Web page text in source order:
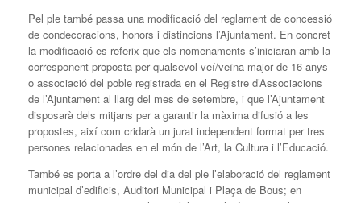
Pel ple també passa una modificació del reglament de concessió
de condecoracions, honors i distincions l’Ajuntament. En concret
la modificació es referix que els nomenaments s’iniciaran amb la
corresponent proposta per qualsevol veí/veïna major de 16 anys
o associació del poble registrada en el Registre d’Associacions
de l’Ajuntament al llarg del mes de setembre, i que l’Ajuntament
disposarà dels mitjans per a garantir la màxima difusió a les
propostes, així com cridarà un jurat independent format per tres
persones relacionades en el món de l’Art, la Cultura i l’Educació.
També es porta a l’ordre del dia del ple l’elaboració del reglament
municipal d’edificis, Auditori Municipal i Plaça de Bous; en